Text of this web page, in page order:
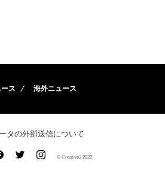
ス 海外ニュース
タの外部送信について
© Creative2 2022